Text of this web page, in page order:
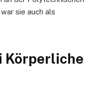
sie auch als
Körperliche